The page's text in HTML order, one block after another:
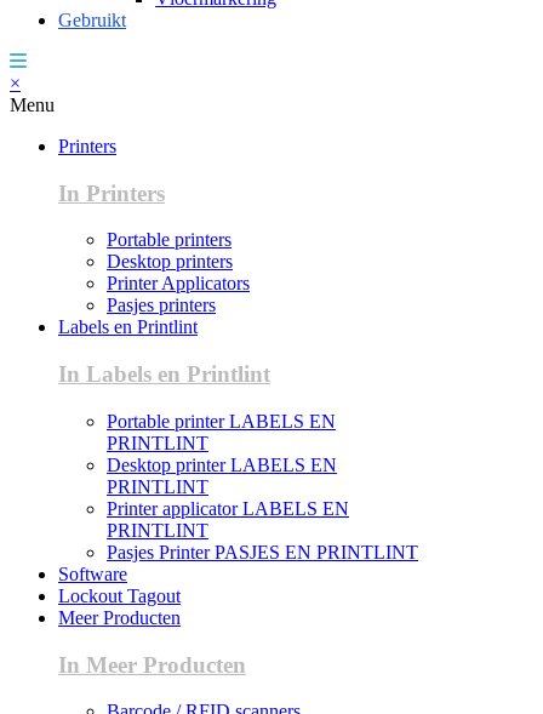
Gebruikt
×
Menu
Printers
In Printers
Portable printers
Desktop printers
Printer Applicators
Pasjes printers
Labels en Printlint
In Labels en Printlint
Portable printer LABELS EN
PRINTLINT
Desktop printer LABELS EN
PRINTLINT
Printer applicator LABELS EN
PRINTLINT
Pasjes Printer PASJES EN PRINTLINT
Software
Lockout Tagout
Meer Producten
In Meer Producten